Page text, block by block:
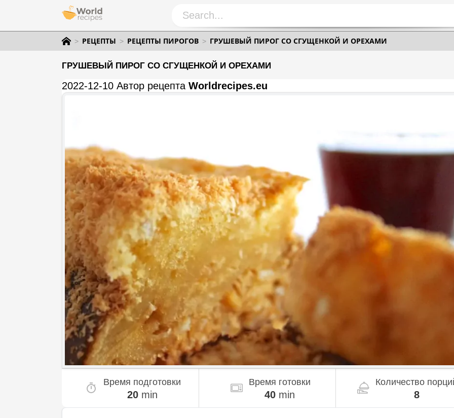
РЕЦЕПТЫ РЕЦЕПТЫ ПИРОГОВ ГРУШЕВЫЙ ПИРОГ СО СГУЩЕНКОЙ И ОРЕХАМИ
ГРУШЕВЫЙ ПИРОГ СО СГУЩЕНКОЙ И ОРЕХАМИ
2022-12-10 Автор рецепта Worldrecipes.eu
Время подготовки
20min
Время готовки
40min
Количество
8